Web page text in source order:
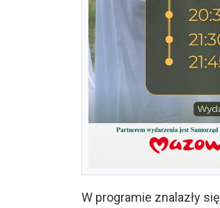
W programie znalazły